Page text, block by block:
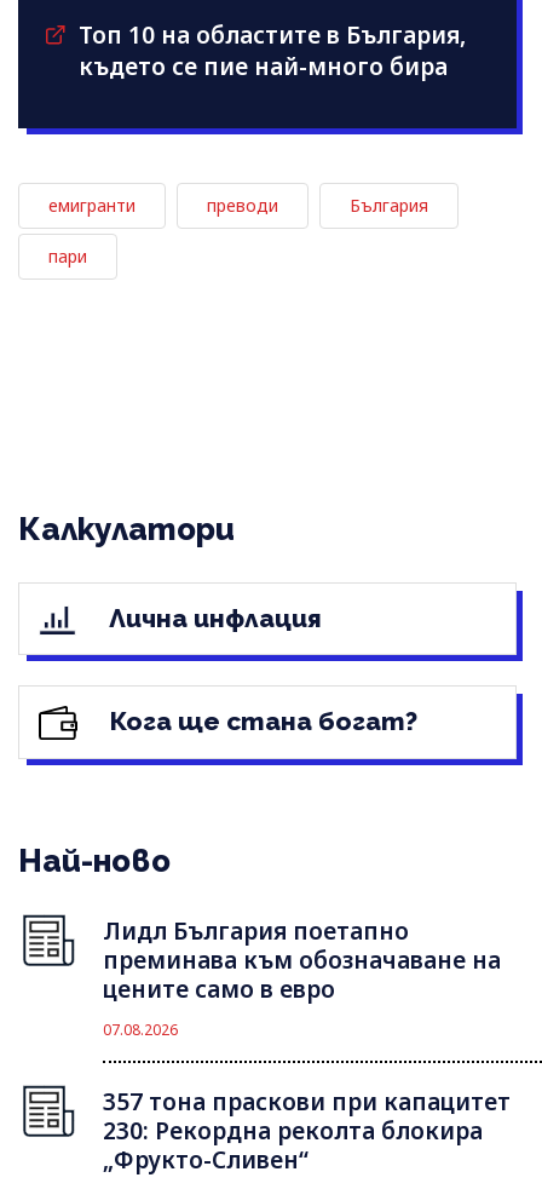
Топ 10 на областите в България,
където се пие най-много бира
емигранти преводи България
пари
Калкулатори
Лична инфлация
Кога ще стана богат?
Най-ново
Лидл България поетапно
преминава към обозначаване на
цените само в евро
07.08.2026
357 тона праскови при капацитет
230: Рекордна реколта блокира
„Фрукто-Сливен“